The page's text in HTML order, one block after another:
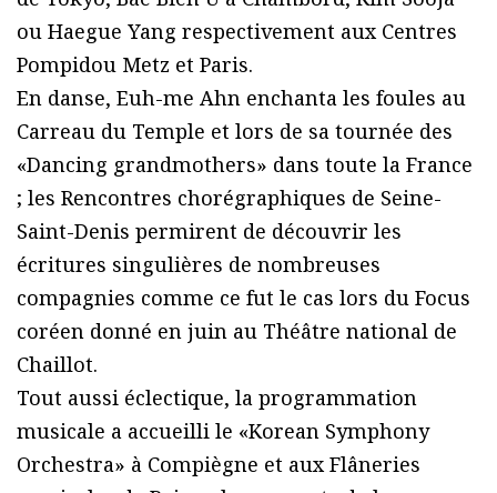
ou Haegue Yang respectivement aux Centres
Pompidou Metz et Paris.
En danse, Euh-me Ahn enchanta les foules au
Carreau du Temple et lors de sa tournée des
«Dancing grandmothers» dans toute la France
; les Rencontres chorégraphiques de Seine-
Saint-Denis permirent de découvrir les
écritures singulières de nombreuses
compagnies comme ce fut le cas lors du Focus
coréen donné en juin au Théâtre national de
Chaillot.
Tout aussi éclectique, la programmation
musicale a accueilli le «Korean Symphony
Orchestra» à Compiègne et aux Flâneries